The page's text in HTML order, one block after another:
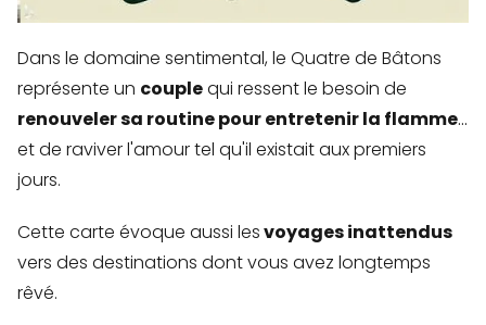
Dans le domaine sentimental, le Quatre de Bâtons
représente un couplequi ressent le besoin de
renouveler sa routine pour entretenir la flamme...
et de raviver l'amour tel qu'il existait aux premiers
jours.
Cette carte évoque aussi lesvoyages inattendus
vers des destinations dont vous avez longtemps
rêvé.